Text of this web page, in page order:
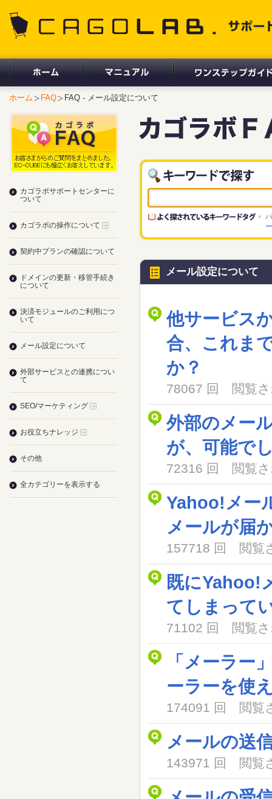
ホーム FAQ FAQ - メール設定について
メール設定について
他サービス
合、これま
か？
78067 回 閲覧
外部のメー
が、可能で
72316 回 閲覧
Yahoo!メー
メールが届
157718 回 閲覧
既にYahoo!
てしまって
71102 回 閲覧
「メーラー
ーラーを使
174091 回 閲覧
メールの送
143971 回 閲覧
カゴラボサポートセンターに
ついて
カゴラボの操作について
契約中プランの確認について
ドメインの更新・移管手続き
について
決済モジュールのご利用につ
いて
メール設定について
外部サービスとの連携につい
て
SEO/マーケティング
お役立ちナレッジ
その他
全カテゴリーを表示する